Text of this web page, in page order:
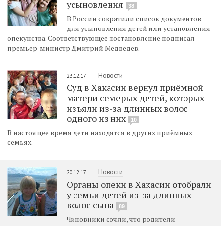
усыновления
38
В России сократили список документов
для усыновления детей или установления
опекунства. Соответствующее постановление подписал
премьер-министр Дмитрий Медведев.
23.12.17 Новости
Суд в Хакасии вернул приёмной
матери семерых детей, которых
изъяли из-за длинных волос
одного из них
10
В настоящее время дети находятся в других приёмных
семьях.
20.12.17 Новости
Органы опеки в Хакасии отобрали
у семьи детей из-за длинных
волос сына
89
Чиновники сочли, что родители